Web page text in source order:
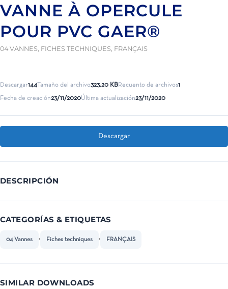
VANNE À OPERCULE
POUR PVC GAER®
04 VANNES, FICHES TECHNIQUES, FRANÇAIS
Descargar144 Tamaño del archivo323.20 KBRecuento de archivos1
Fecha de creación23/11/2020Última actualización23/11/2020
Descargar
DESCRIPCIÓN
CATEGORÍAS & ETIQUETAS
04 Vannes , Fiches techniques , FRANÇAIS
SIMILAR DOWNLOADS